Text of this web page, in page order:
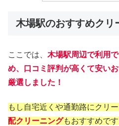
木場駅のおすすめクリ
ここでは、 木場駅周辺で利用
め、口コミ評判が高くて安い
厳選しました！
もし自宅近くや通勤路にクリ
配クリーニングもおすすめです